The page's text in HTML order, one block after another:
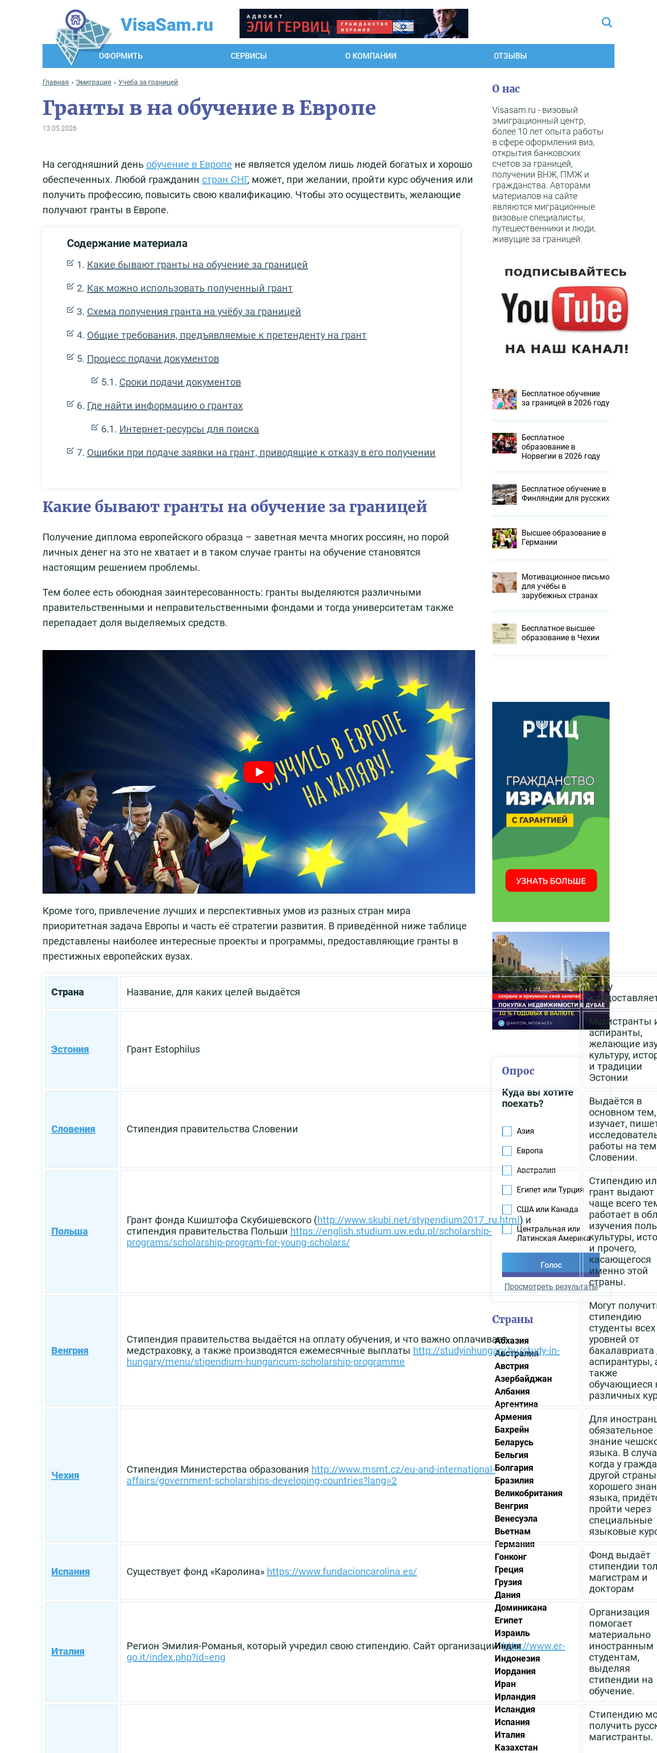
VisaSam.ru
ОФОРМИТЬ СЕРВИСЫ О КОМПАНИИ ОТЗЫВЫ
Главная Эмиграция Учеба за границей
Гранты в на обучение в Европе
13.05.2026
На сегодняшний день обучение в Европе не является уделом лишь людей богатых и хорошо
обеспеченных. Любой гражданин стран СНГ, может, при желании, пройти курс обучения или
получить профессию, повысить свою квалификацию. Чтобы это осуществить, желающие
получают гранты в Европе.
Содержание материала
Какие бывают гранты на обучение за границей
Как можно использовать полученный грант
Схема получения гранта на учёбу за границей
Общие требования, предъявляемые к претенденту на грант
Процесс подачи документов
Сроки подачи документов
Где найти информацию о грантах
Интернет-ресурсы для поиска
Ошибки при подаче заявки на грант, приводящие к отказу в его получении
Какие бывают гранты на обучение за границей
Получение диплома европейского образца – заветная мечта многих россиян, но порой
личных денег на это не хватает и в таком случае гранты на обучение становятся
настоящим решением проблемы.
Тем более есть обоюдная заинтересованность: гранты выделяются различными
правительственными и неправительственными фондами и тогда университетам также
перепадает доля выделяемых средств.
Кроме того, привлечение лучших и перспективных умов из разных стран мира
приоритетная задача Европы и часть её стратегии развития. В приведённой ниже таблице
представлены наиболее интересные проекты и программы, предоставляющие гранты в
престижных европейских вузах.
Страна Название, для каких целей выдаётся
Кому
Эстония Грант Estophilus
Магистранты
аспиранты,
желающие
культуру,
и традиции
Эстонии
Словения Стипендия правительства Словении
Выдаётся в
основном
изучает,
работы на
Словении.
Польша
Грант фонда Кшиштофа Скубишевского (http://www.skubi.net/stypendium2017_ru.html) и
стипендия правительства Польши https://english.studium.uw.edu.pl/scholarship-
programs/scholarship-program-for-young-scholars/
Стипендию
грант выдают
чаще всего
работает в
изучения
культуры,
и прочего,
касающегося
именно этой
страны.
Венгрия
Стипендия правительства выдаётся на оплату обучения, и что важно оплачивает
медстраховку, а также производятся ежемесячные выплаты http://studyinhungary.hu/study-in-
hungary/menu/stipendium-hungaricum-scholarship-programme
Могут
стипендию
студенты всех
уровней от
бакалавриата
аспирантуры,
также
обучающиеся
различных
Чехия Стипендия Министерства образования http://www.msmt.cz/eu-and-international-
affairs/government-scholarships-developing-countries?lang=2
Для
обязательное
знание
языка. В
когда у
другой
хорошего
языка,
пройти через
специальные
языковые
Испания Существует фонд «Каролина» https://www.fundacioncarolina.es/
Фонд выдаёт
стипендии
магистрам и
докторам
Италия Регион Эмилия-Романья, который учредил свою стипендию. Сайт организации:http://www.er-
go.it/index.php?id=eng
Организация
помогает
материально
иностранным
студентам,
выделяя
стипендии на
обучение.
Стипендию
получить
магистранты.
О нас
Visasam.ru - визовый
эмиграционный центр,
более 10 лет опыта работы
в сфере оформления виз,
открытия банковских
счетов за границей,
получении ВНЖ, ПМЖ и
гражданства. Авторами
материалов на сайте
являются миграционные
визовые специалисты,
путешественники и люди,
живущие за границей.
Бесплатное обучение
за границей в 2026 году
Бесплатное
образование в
Норвегии в 2026 году
Бесплатное обучение в
Финляндии для русских
Высшее образование в
Германии
Мотивационное письмо
для учёбы в
зарубежных странах
Бесплатное высшее
образование в Чехии
Опрос
Куда вы хотите
поехать?
Азия
Европа
Австралия
Египет или Турция
США или Канада
Центральная или
Латинская Америка
Просмотреть результаты
Страны
Абхазия
Австралия
Австрия
Азербайджан
Албания
Аргентина
Армения
Бахрейн
Беларусь
Бельгия
Болгария
Бразилия
Великобритания
Венгрия
Венесуэла
Вьетнам
Германия
Гонконг
Греция
Грузия
Дания
Доминикана
Египет
Израиль
Индия
Индонезия
Иордания
Иран
Ирландия
Исландия
Испания
Италия
Казахстан